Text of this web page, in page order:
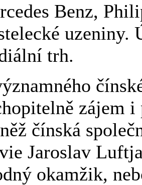
Benz,
uzeniny.
trh.
zájem
čínská
Jaroslav
okamžik,